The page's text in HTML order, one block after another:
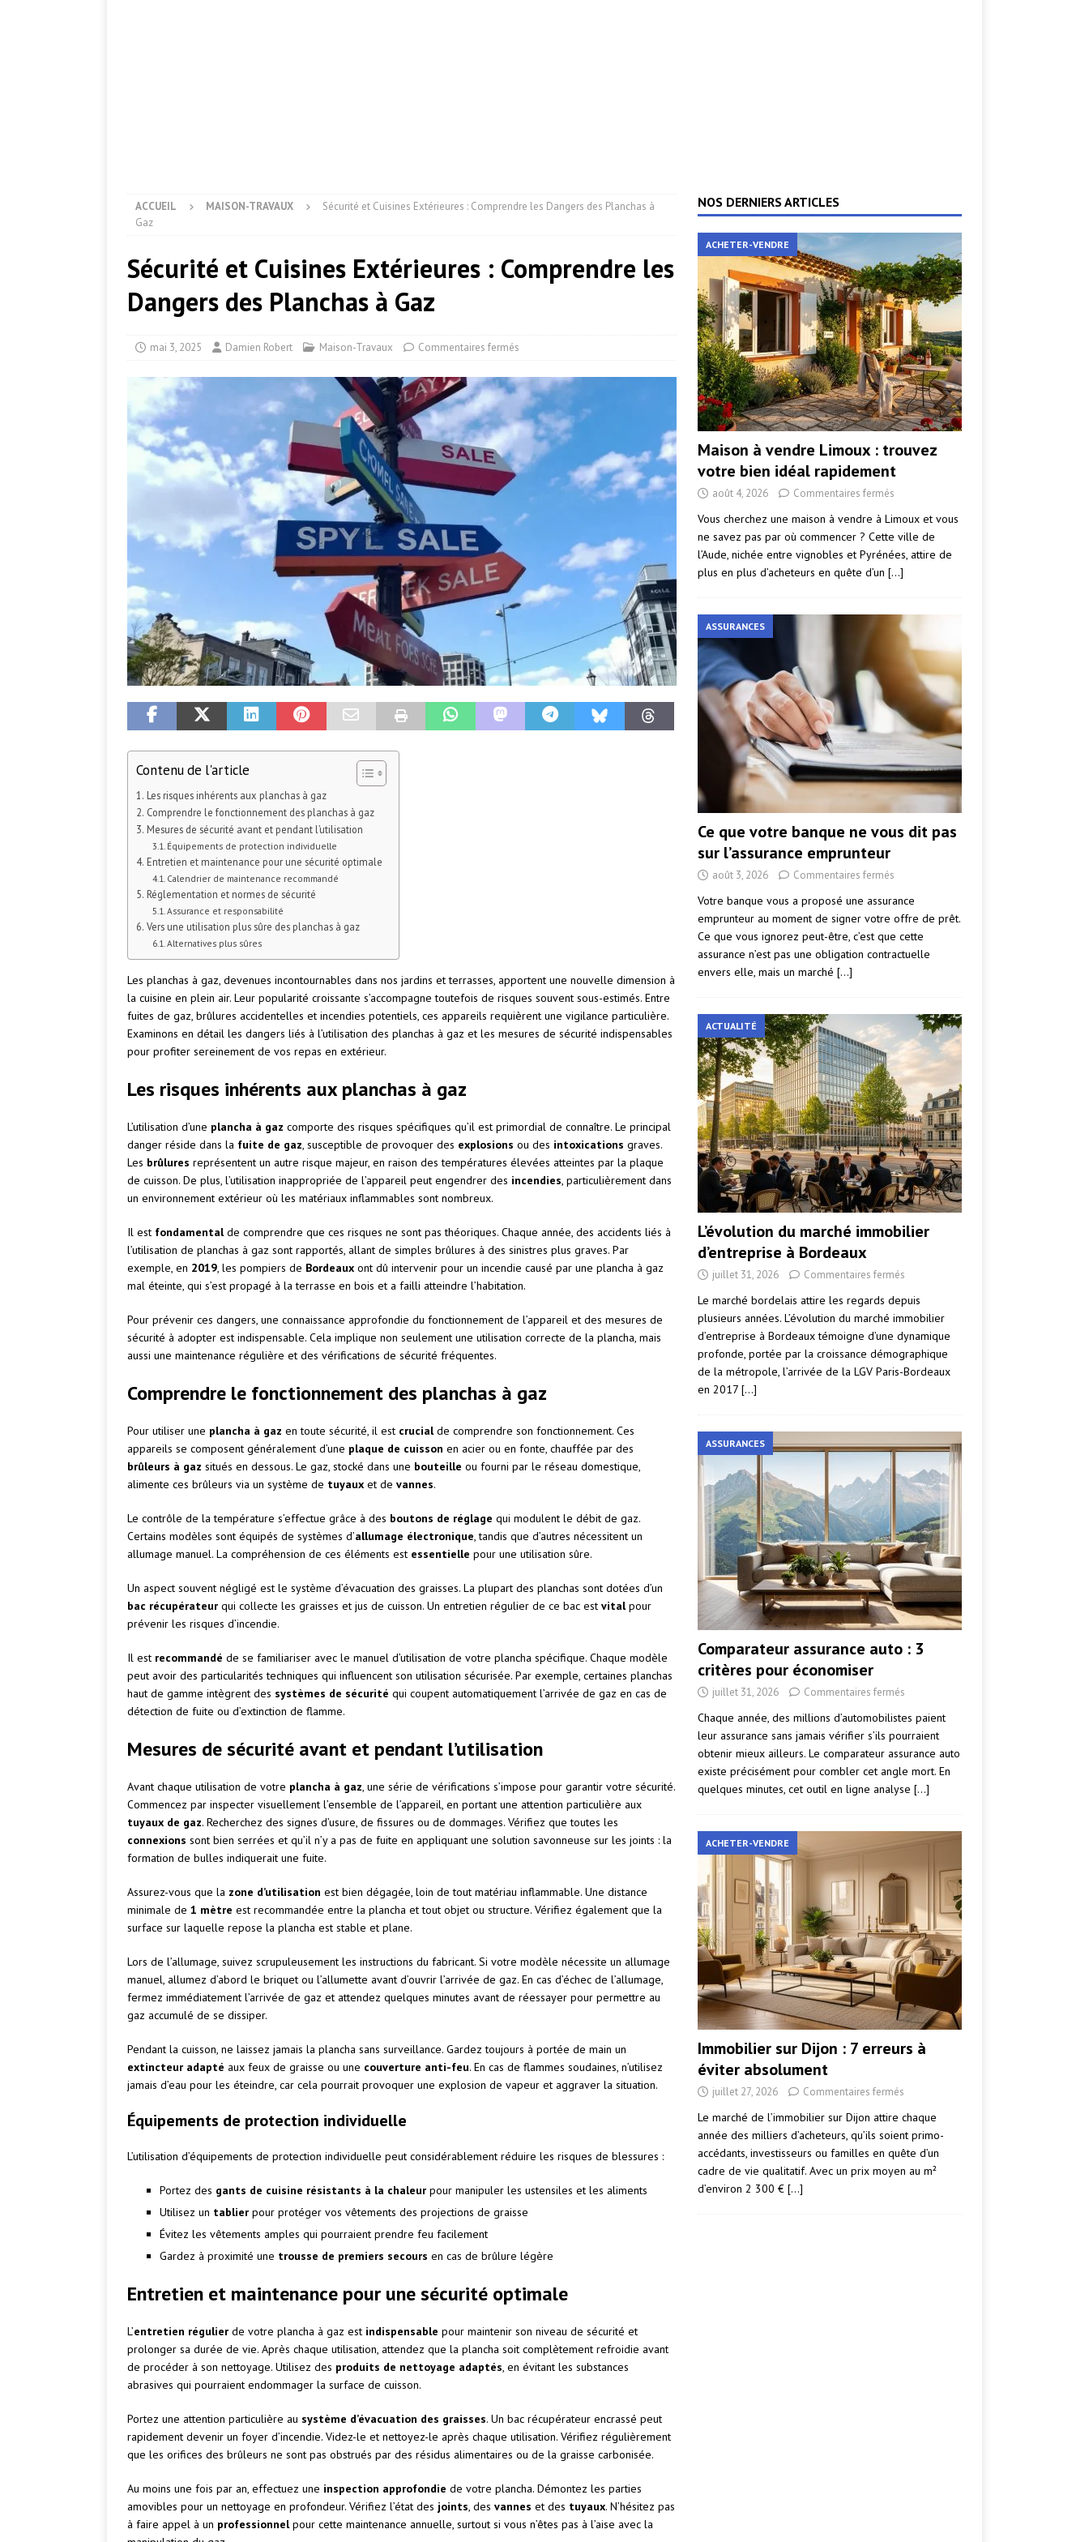
ACCUEIL MAISON-TRAVAUX
Sécurité et Cuisines Extérieures : Comprendre les Dangers des Planchas à
Gaz
Sécurité et Cuisines Extérieures : Comprendre les
Dangers des Planchas à Gaz
mai 3, 2025 Damien Robert Maison-Travaux Commentaires fermés
Contenu de l'article
Les risques inhérents aux planchas à gaz
Comprendre le fonctionnement des planchas à gaz
Mesures de sécurité avant et pendant l’utilisation
Équipements de protection individuelle
Entretien et maintenance pour une sécurité optimale
Calendrier de maintenance recommandé
Réglementation et normes de sécurité
Assurance et responsabilité
Vers une utilisation plus sûre des planchas à gaz
Alternatives plus sûres
Les planchas à gaz, devenues incontournables dans nos jardins et terrasses, apportent une nouvelle dimension à
la cuisine en plein air. Leur popularité croissante s’accompagne toutefois de risques souvent sous-estimés. Entre
fuites de gaz, brûlures accidentelles et incendies potentiels, ces appareils requièrent une vigilance particulière.
Examinons en détail les dangers liés à l’utilisation des planchas à gaz et les mesures de sécurité indispensables
pour profiter sereinement de vos repas en extérieur.
Les risques inhérents aux planchas à gaz
L’utilisation d’une plancha à gaz comporte des risques spécifiques qu’il est primordial de connaître. Le principal
danger réside dans la fuite de gaz, susceptible de provoquer des explosions ou des intoxications graves.
Les brûlures représentent un autre risque majeur, en raison des températures élevées atteintes par la plaque
de cuisson. De plus, l’utilisation inappropriée de l’appareil peut engendrer des incendies, particulièrement dans
un environnement extérieur où les matériaux inflammables sont nombreux.
Il est fondamentalde comprendre que ces risques ne sont pas théoriques. Chaque année, des accidents liés à
l’utilisation de planchas à gaz sont rapportés, allant de simples brûlures à des sinistres plus graves. Par
exemple, en 2019, les pompiers de Bordeaux ont dû intervenir pour un incendie causé par une plancha à gaz
mal éteinte, qui s’est propagé à la terrasse en bois et a failli atteindre l’habitation.
Pour prévenir ces dangers, une connaissance approfondie du fonctionnement de l’appareil et des mesures de
sécurité à adopter est indispensable. Cela implique non seulement une utilisation correcte de la plancha, mais
aussi une maintenance régulière et des vérifications de sécurité fréquentes.
Comprendre le fonctionnement des planchas à gaz
Pour utiliser une plancha à gaz en toute sécurité, il est crucialde comprendre son fonctionnement. Ces
appareils se composent généralement d’une plaque de cuisson en acier ou en fonte, chauffée par des
brûleurs à gaz situés en dessous. Le gaz, stocké dans une bouteille ou fourni par le réseau domestique,
alimente ces brûleurs via un système de tuyaux et de vannes.
Le contrôle de la température s’effectue grâce à des boutons de réglage qui modulent le débit de gaz.
Certains modèles sont équipés de systèmes d’allumage électronique, tandis que d’autres nécessitent un
allumage manuel. La compréhension de ces éléments est essentielle pour une utilisation sûre.
Un aspect souvent négligé est le système d’évacuation des graisses. La plupart des planchas sont dotées d’un
bac récupérateur qui collecte les graisses et jus de cuisson. Un entretien régulier de ce bac est vitalpour
prévenir les risques d’incendie.
Il est recommandé de se familiariser avec le manuel d’utilisation de votre plancha spécifique. Chaque modèle
peut avoir des particularités techniques qui influencent son utilisation sécurisée. Par exemple, certaines planchas
haut de gamme intègrent des systèmes de sécurité qui coupent automatiquement l’arrivée de gaz en cas de
détection de fuite ou d’extinction de flamme.
Mesures de sécurité avant et pendant l’utilisation
Avant chaque utilisation de votre plancha à gaz, une série de vérifications s’impose pour garantir votre sécurité.
Commencez par inspecter visuellement l’ensemble de l’appareil, en portant une attention particulière aux
tuyaux de gaz. Recherchez des signes d’usure, de fissures ou de dommages. Vérifiez que toutes les
connexions sont bien serrées et qu’il n’y a pas de fuite en appliquant une solution savonneuse sur les joints : la
formation de bulles indiquerait une fuite.
Assurez-vous que la zone d’utilisation est bien dégagée, loin de tout matériau inflammable. Une distance
minimale de 1 mètre est recommandée entre la plancha et tout objet ou structure. Vérifiez également que la
surface sur laquelle repose la plancha est stable et plane.
Lors de l’allumage, suivez scrupuleusement les instructions du fabricant. Si votre modèle nécessite un allumage
manuel, allumez d’abord le briquet ou l’allumette avant d’ouvrir l’arrivée de gaz. En cas d’échec de l’allumage,
fermez immédiatement l’arrivée de gaz et attendez quelques minutes avant de réessayer pour permettre au
gaz accumulé de se dissiper.
Pendant la cuisson, ne laissez jamais la plancha sans surveillance. Gardez toujours à portée de main un
extincteur adapté aux feux de graisse ou une couverture anti-feu. En cas de flammes soudaines, n’utilisez
jamais d’eau pour les éteindre, car cela pourrait provoquer une explosion de vapeur et aggraver la situation.
Équipements de protection individuelle
L’utilisation d’équipements de protection individuelle peut considérablement réduire les risques de blessures :
Portez des gants de cuisine résistants à la chaleur pour manipuler les ustensiles et les aliments
Utilisez un tablier pour protéger vos vêtements des projections de graisse
Évitez les vêtements amples qui pourraient prendre feu facilement
Gardez à proximité une trousse de premiers secours en cas de brûlure légère
Entretien et maintenance pour une sécurité optimale
L’entretien régulier de votre plancha à gaz est indispensable pour maintenir son niveau de sécurité et
prolonger sa durée de vie. Après chaque utilisation, attendez que la plancha soit complètement refroidie avant
de procéder à son nettoyage. Utilisez des produits de nettoyage adaptés, en évitant les substances
abrasives qui pourraient endommager la surface de cuisson.
Portez une attention particulière au système d’évacuation des graisses. Un bac récupérateur encrassé peut
rapidement devenir un foyer d’incendie. Videz-le et nettoyez-le après chaque utilisation. Vérifiez régulièrement
que les orifices des brûleurs ne sont pas obstrués par des résidus alimentaires ou de la graisse carbonisée.
Au moins une fois par an, effectuez une inspection approfondie de votre plancha. Démontez les parties
amovibles pour un nettoyage en profondeur. Vérifiez l’état des joints, des vannes et des tuyaux. N’hésitez pas
à faire appel à un professionnelpour cette maintenance annuelle, surtout si vous n’êtes pas à l’aise avec la
NOS DERNIERS ARTICLES
ACHETER-VENDRE
Maison à vendre Limoux : trouvez
votre bien idéal rapidement
août 4, 2026 Commentaires fermés
Vous cherchez une maison à vendre à Limoux et vous
ne savez pas par où commencer ? Cette ville de
l’Aude, nichée entre vignobles et Pyrénées, attire de
plus en plus d’acheteurs en quête d’un […]
ASSURANCES
Ce que votre banque ne vous dit pas
sur l’assurance emprunteur
août 3, 2026 Commentaires fermés
Votre banque vous a proposé une assurance
emprunteur au moment de signer votre offre de prêt.
Ce que vous ignorez peut-être, c’est que cette
assurance n’est pas une obligation contractuelle
envers elle, mais un marché […]
ACTUALITÉ
L’évolution du marché immobilier
d’entreprise à Bordeaux
juillet 31, 2026 Commentaires fermés
Le marché bordelais attire les regards depuis
plusieurs années. L’évolution du marché immobilier
d’entreprise à Bordeaux témoigne d’une dynamique
profonde, portée par la croissance démographique
de la métropole, l’arrivée de la LGV Paris-Bordeaux
en 2017 […]
ASSURANCES
Comparateur assurance auto : 3
critères pour économiser
juillet 31, 2026 Commentaires fermés
Chaque année, des millions d’automobilistes paient
leur assurance sans jamais vérifier s’ils pourraient
obtenir mieux ailleurs. Le comparateur assurance auto
existe précisément pour combler cet angle mort. En
quelques minutes, cet outil en ligne analyse […]
ACHETER-VENDRE
Immobilier sur Dijon : 7 erreurs à
éviter absolument
juillet 27, 2026 Commentaires fermés
Le marché de l’immobilier sur Dijon attire chaque
année des milliers d’acheteurs, qu’ils soient primo-
accédants, investisseurs ou familles en quête d’un
cadre de vie qualitatif. Avec un prix moyen au m²
d’environ 2 300 € […]